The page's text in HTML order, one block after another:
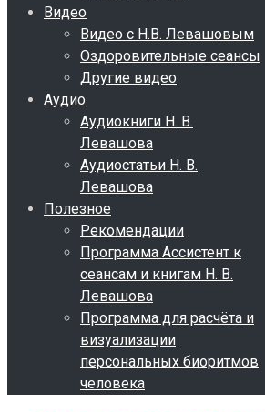
Видео
Видео с Н.В. Левашовым
Оздоровительные сеансы
Другие видео
Аудио
Аудиокниги Н. В.
Левашова
Аудиостатьи Н. В.
Левашова
Полезное
Рекомендации
Программа Ассистент к
сеансам и книгам Н. В.
Левашова
Программа для расчёта и
визуализации
персональных биоритмов
человека